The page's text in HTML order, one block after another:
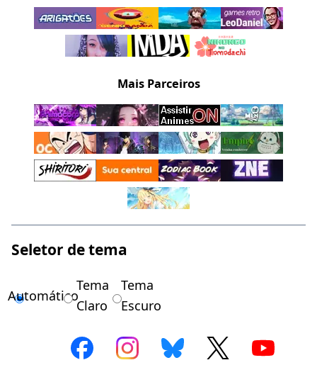
Mais Parceiros
Seletor de tema
Automático
Tema
Claro
Tema
Escuro